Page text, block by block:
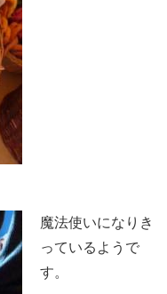
魔法使いになりき
っているようで
す。